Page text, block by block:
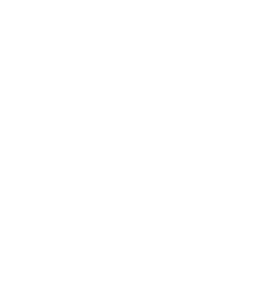
流量计，气体流量计，